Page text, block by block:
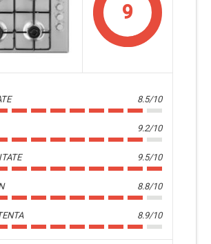
9
8.5/10
9.2/10
9.5/10
8.8/10
8.9/10